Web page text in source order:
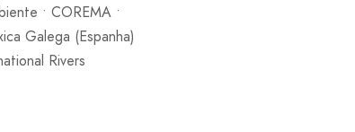
• COREMA •
Galega (Espanha)
Rivers